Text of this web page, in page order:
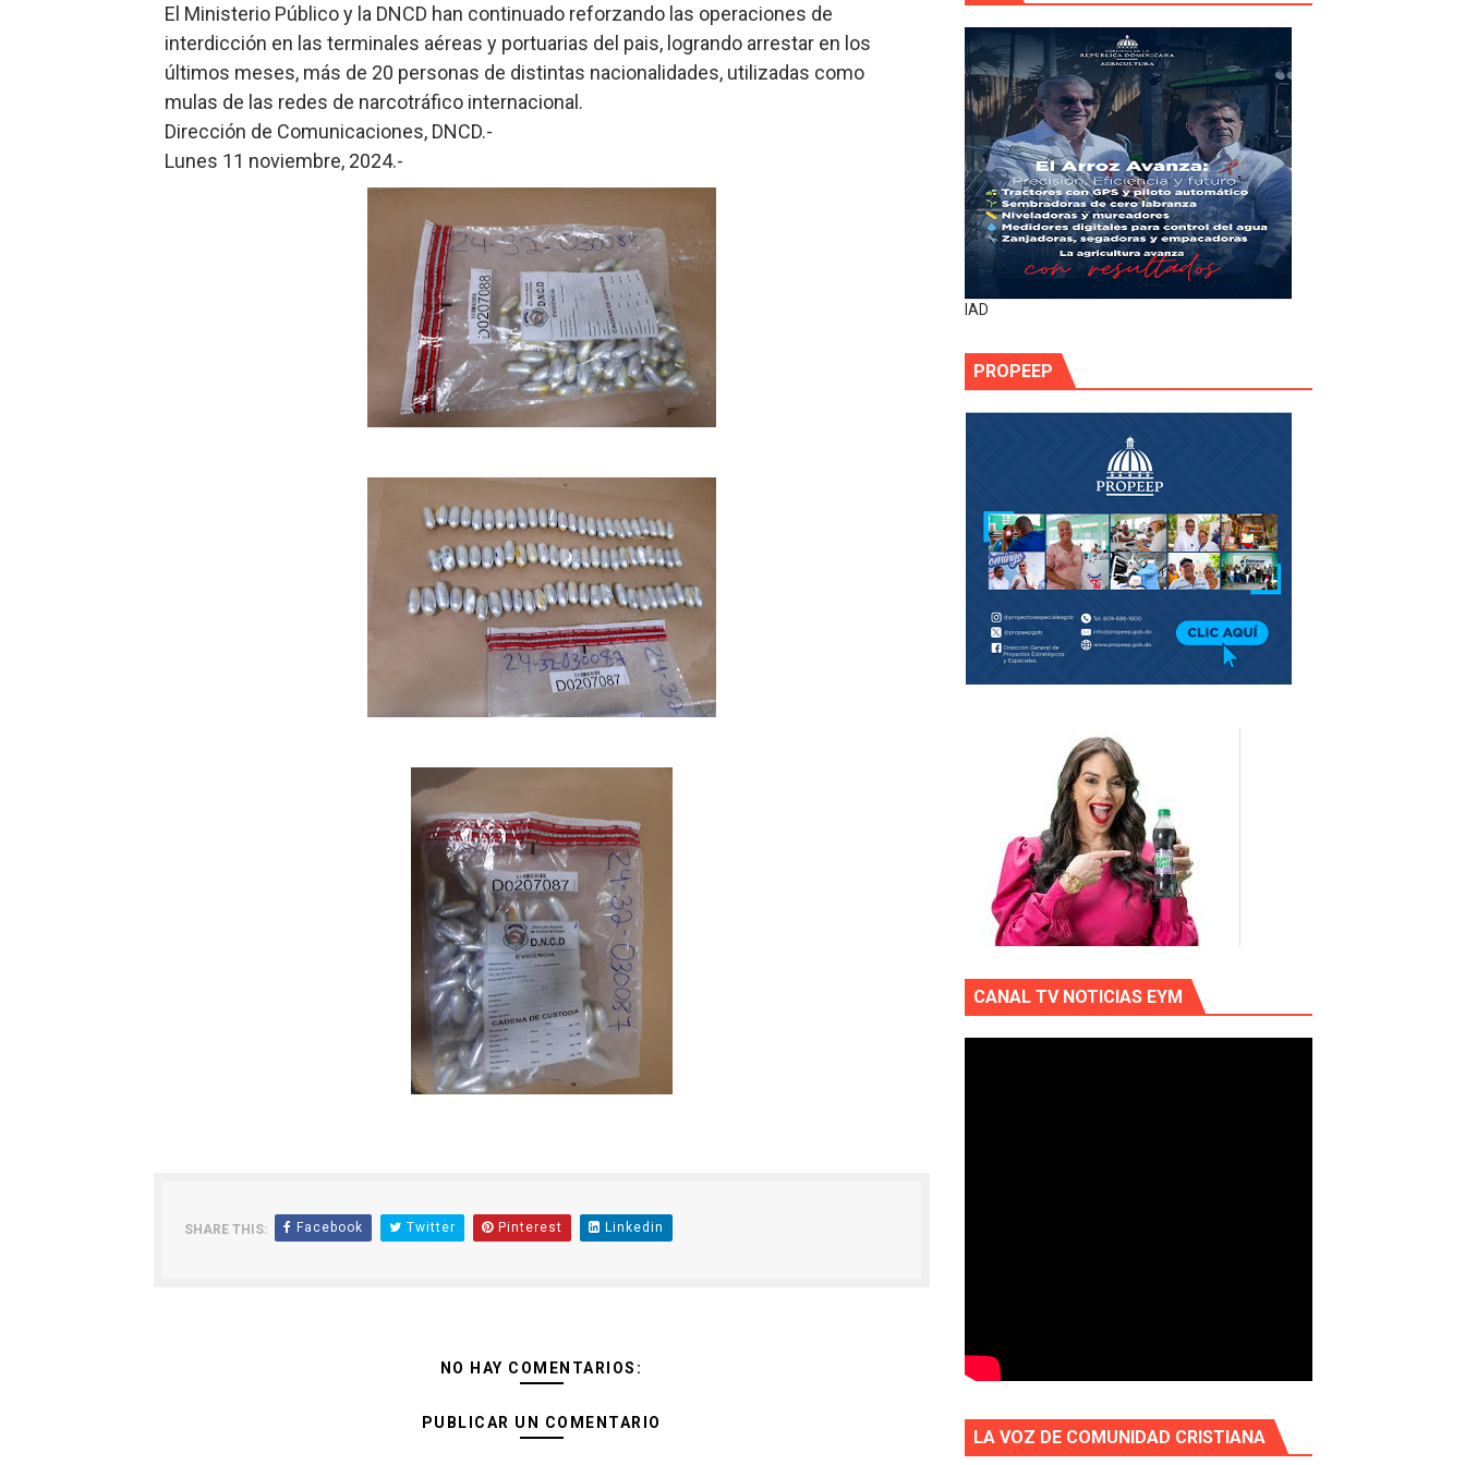
El Ministerio Público y la DNCD han continuado reforzando las operaciones de
interdicción en las terminales aéreas y portuarias del pais, logrando arrestar en los
últimos meses, más de 20 personas de distintas nacionalidades, utilizadas como
mulas de las redes de narcotráfico internacional.
Dirección de Comunicaciones, DNCD.-
Lunes 11 noviembre, 2024.-
SHARE THIS: Facebook Twitter Pinterest Linkedin
NO HAY COMENTARIOS:
PUBLICAR UN COMENTARIO
IAD
PROPEEP
CANAL TV NOTICIAS EYM
LA VOZ DE COMUNIDAD CRISTIANA